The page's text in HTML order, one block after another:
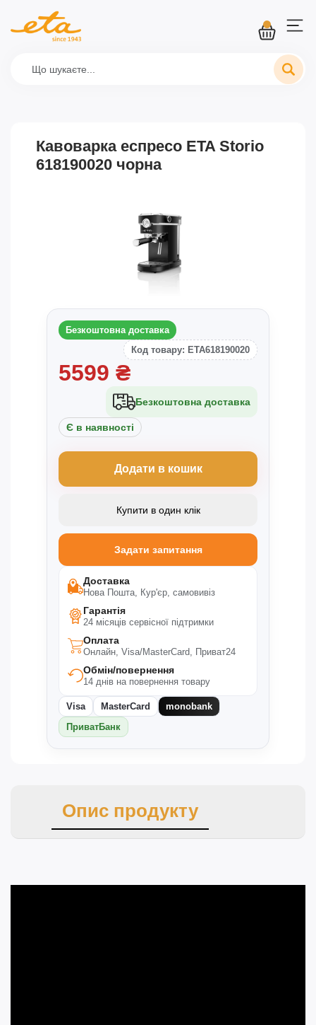
Кавоварка еспресо ETA Storio
618190020 чорна
Безкоштовна доставка
Код товару: ETA618190020
5599 ₴
Безкоштовна доставка
Є в наявності
Додати в кошик
Купити в один клік
Задати запитання
Доставка
Нова Пошта, Кур'єр, самовивіз
Гарантія
24 місяців сервісної підтримки
Оплата
Онлайн, Visa/MasterCard, Приват24
Обмін/повернення
14 днів на повернення товару
Visa MasterCard
monobank
ПриватБанк
Опис продукту